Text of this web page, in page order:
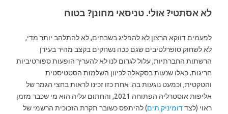
לא אסתטי? אולי. טניסאי מחונן? בטוח
לפעמים דווקא הרצון לא להפליג בשבחים, לא להתלהב יותר מדי,
לא לשחוק סופרלטיבים שגם ככה נשחקים בקצב מהיר בעידן
הרשתות החברתיות, עלול לגרום לנו לא להעריך הופעות ספורטיביות
חריגות. כאלו שנעות בסקאלה לכיוון השלמות הסטטיסטית
והטקטית, וכמעט נוגעות בה. אחת כזו זכינו לראות בחצי הגמר של
אליפות אוסטרליה הפתוחה 2021, והחתום עליה הוא מי שכבר מזמן
ראוי (לצדדומיניק תים) להיתפס כשובר תקרת הזכוכית הרשמי של